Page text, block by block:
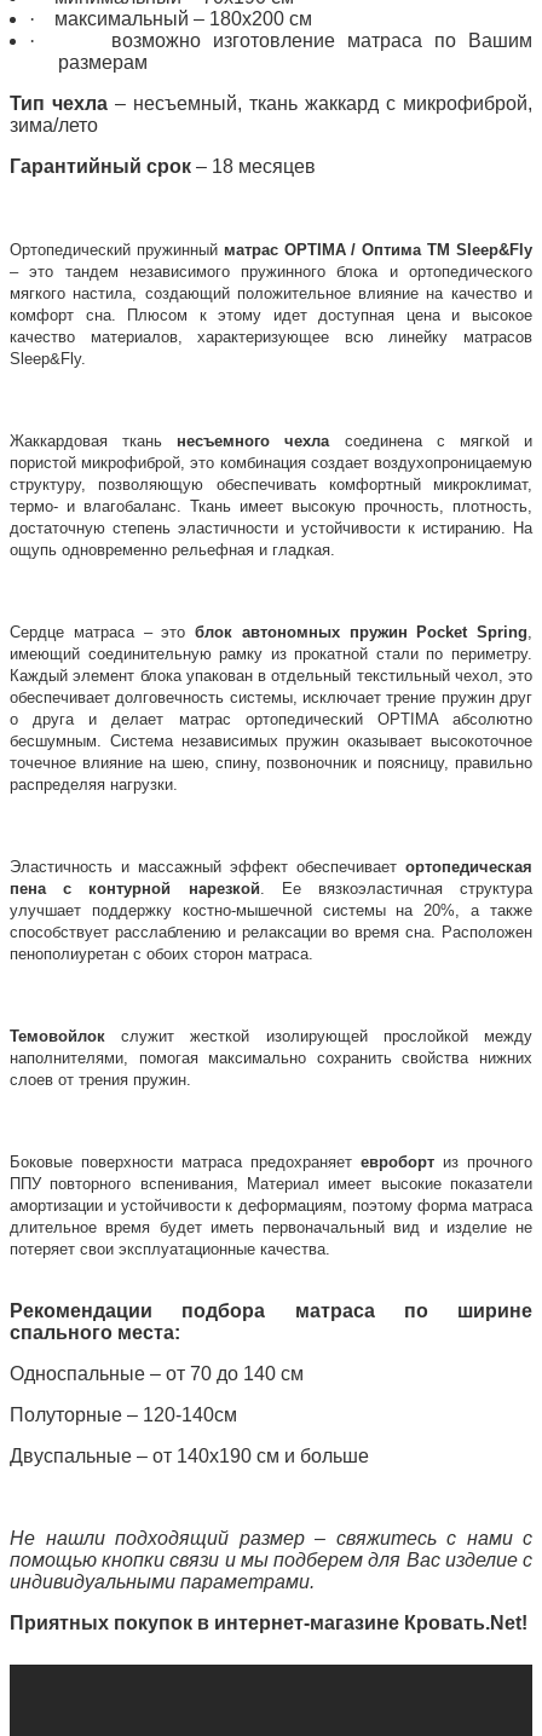
·
максимальный – 180х200 см
·
возможно изготовление матраса по Вашим
размерам
Тип чехла – несъемный, ткань жаккард с микрофиброй,
зима/лето
Гарантийный срок – 18 месяцев
Ортопедический пружинный матрас OPTIMA / Оптима ТМ Sleep&Fly
– это тандем независимого пружинного блока и ортопедического
мягкого настила, создающий положительное влияние на качество и
комфорт сна. Плюсом к этому идет доступная цена и высокое
качество материалов, характеризующее всю линейку матрасов
Sleep&Fly.
Жаккардовая ткань несъемного чехласоединена с мягкой и
пористой микрофиброй, это комбинация создает воздухопроницаемую
структуру, позволяющую обеспечивать комфортный микроклимат,
термо- и влагобаланс. Ткань имеет высокую прочность, плотность,
достаточную степень эластичности и устойчивости к истиранию. На
ощупь одновременно рельефная и гладкая.
Сердце матраса – это блок автономных пружин Pocket Spring,
имеющий соединительную рамку из прокатной стали по периметру.
Каждый элемент блока упакован в отдельный текстильный чехол, это
обеспечивает долговечность системы, исключает трение пружин друг
о друга и делает матрас ортопедический OPTIMA абсолютно
бесшумным. Система независимых пружин оказывает высокоточное
точечное влияние на шею, спину, позвоночник и поясницу, правильно
распределяя нагрузки.
Эластичность и массажный эффект обеспечивает ортопедическая
пена с контурной нарезкой. Ее вязкоэластичная структура
улучшает поддержку костно-мышечной системы на 20%, а также
способствует расслаблению и релаксации во время сна. Расположен
пенополиуретан с обоих сторон матраса.
Темовойлок служит жесткой изолирующей прослойкой между
наполнителями, помогая максимально сохранить свойства нижних
слоев от трения пружин.
Боковые поверхности матраса предохраняет евроборт из прочного
ППУ повторного вспенивания, Материал имеет высокие показатели
амортизации и устойчивости к деформациям, поэтому форма матраса
длительное время будет иметь первоначальный вид и изделие не
потеряет свои эксплуатационные качества.
Рекомендации подбора матраса по ширине
спального места:
Односпальные – от 70 до 140 см
Полуторные – 120-140см
Двуспальные – от 140х190 см и больше
Не нашли подходящий размер – свяжитесь с нами с
помощью кнопки связи и мы подберем для Вас изделие с
индивидуальными параметрами.
Приятных покупок в интернет-магазине Кровать.Net!